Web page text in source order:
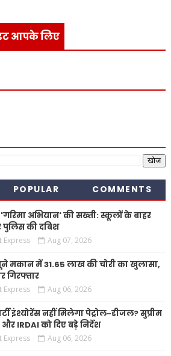
आपके लिए
POPULAR COMMENTS
अभियान' की सख्ती: स्कूलों के बाहर
की दबिश
Express Aug 07, 2026
मकान में 31.65 लाख की चोरी का खुलासा,
गिरफ्तार
Express Aug 06, 2026
इंश्योरेंस नहीं मिलेगा पेट्रोल-डीजल? सुप्रीम
और IRDAI को दिए बड़े निर्देश
Express Aug 06, 2026